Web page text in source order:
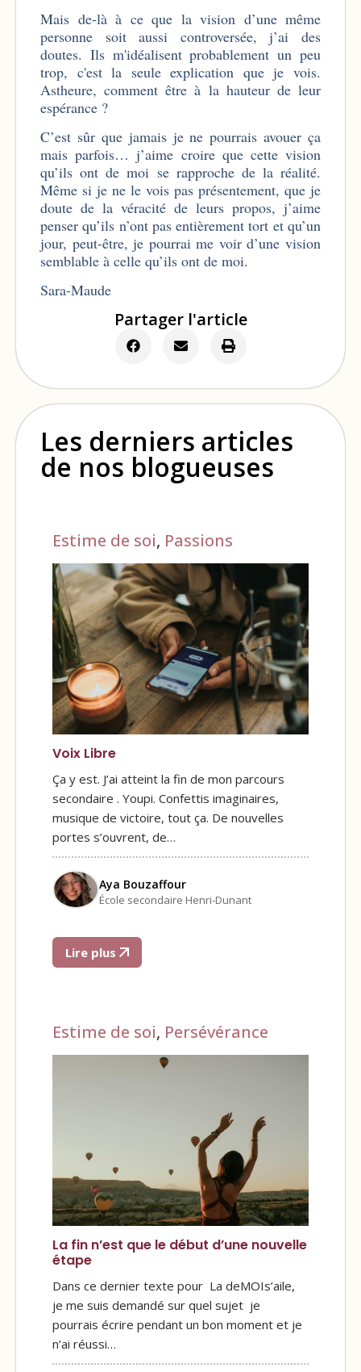
Mais de-là à ce que la vision d’une même
personne soit aussi controversée, j’ai des
doutes. Ils m'idéalisent probablement un peu
trop, c'est la seule explication que je vois.
Astheure, comment être à la hauteur de leur
espérance ?
C’est sûr que jamais je ne pourrais avouer ça
mais parfois… j’aime croire que cette vision
qu’ils ont de moi se rapproche de la réalité.
Même si je ne le vois pas présentement, que je
doute de la véracité de leurs propos, j’aime
penser qu’ils n’ont pas entièrement tort et qu’un
jour, peut-être, je pourrai me voir d’une vision
semblable à celle qu’ils ont de moi.
Sara-Maude
Partager l'article
Les derniers articles
de nos blogueuses
Estime de soi, Passions
Voix Libre
Ça y est. J’ai atteint la fin de mon parcours
secondaire . Youpi. Confettis imaginaires,
musique de victoire, tout ça. De nouvelles
portes s’ouvrent, de…
Aya Bouzaffour
École secondaire Henri-Dunant
Lire plus
Estime de soi, Persévérance
La fin n’est que le début d’une nouvelle
étape
Dans ce dernier texte pour La deMOIs’aile,
je me suis demandé sur quel sujet je
pourrais écrire pendant un bon moment et je
n’ai réussi…